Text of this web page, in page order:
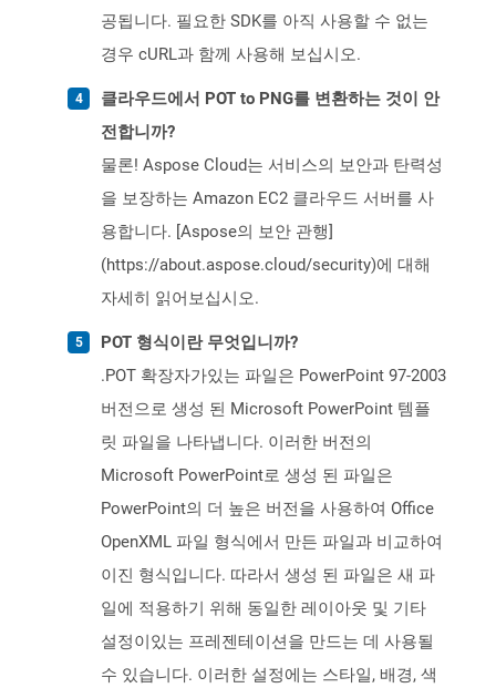
공됩니다. 필요한 SDK를 아직 사용할 수 없는
경우 cURL과 함께 사용해 보십시오.
클라우드에서 POT to PNG를 변환하는 것이 안
전합니까?
물론! Aspose Cloud는 서비스의 보안과 탄력성
을 보장하는 Amazon EC2 클라우드 서버를 사
용합니다. [Aspose의 보안 관행]
(https://about.aspose.cloud/security)에 대해
자세히 읽어보십시오.
POT 형식이란 무엇입니까?
.POT 확장자가있는 파일은 PowerPoint 97-2003
버전으로 생성 된 Microsoft PowerPoint 템플
릿 파일을 나타냅니다. 이러한 버전의
Microsoft PowerPoint로 생성 된 파일은
PowerPoint의 더 높은 버전을 사용하여 Office
OpenXML 파일 형식에서 만든 파일과 비교하여
이진 형식입니다. 따라서 생성 된 파일은 새 파
일에 적용하기 위해 동일한 레이아웃 및 기타
설정이있는 프레젠테이션을 만드는 데 사용될
수 있습니다. 이러한 설정에는 스타일, 배경, 색